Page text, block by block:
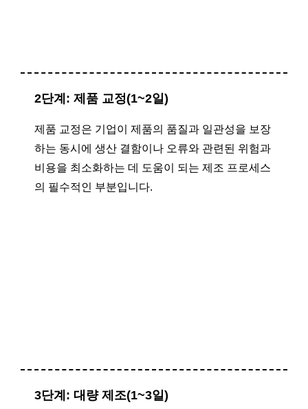
2단계: 제품 교정(1~2일)
제품 교정은 기업이 제품의 품질과 일관성을 보장
하는 동시에 생산 결함이나 오류와 관련된 위험과
비용을 최소화하는 데 도움이 되는 제조 프로세스
의 필수적인 부분입니다.
3단계: 대량 제조(1~3일)